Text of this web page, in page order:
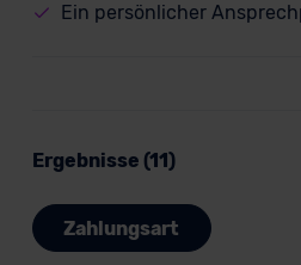
Ein persönlicher
Ergebnisse (11)
Zahlungsart